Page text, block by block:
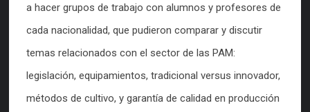
a hacer grupos de trabajo con alumnos y profesores de
cada nacionalidad, que pudieron comparar y discutir
temas relacionados con el sector de las PAM:
legislación, equipamientos, tradicional versus innovador,
métodos de cultivo, y garantía de calidad en producción